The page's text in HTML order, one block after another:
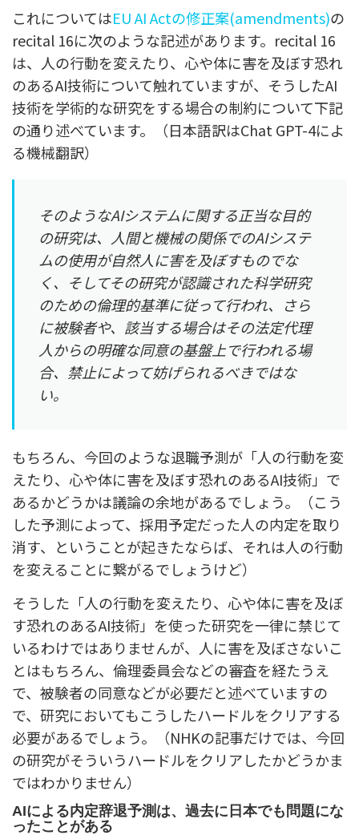
これについてはEU AI Actの修正案(amendments)の
recital 16に次のような記述があります。recital 16
は、人の行動を変えたり、心や体に害を及ぼす恐れ
のあるAI技術について触れていますが、そうしたAI
技術を学術的な研究をする場合の制約について下記
の通り述べています。
（日本語訳はChat GPT-4によ
る機械翻訳）
そのようなAIシステムに関する正当な目的
の研究は、人間と機械の関係でのAIシステ
ムの使用が自然人に害を及ぼすものでな
く、そしてその研究が認識された科学研究
のための倫理的基準に従って行われ、さら
に被験者や、該当する場合はその法定代理
人からの明確な同意の基盤上で行われる場
合、禁止によって妨げられるべきではな
い。
もちろん、今回のような退職予測が「人の行動を変
えたり、心や体に害を及ぼす恐れのあるAI技術」で
あるかどうかは議論の余地があるでしょう。（こう
した予測によって、採用予定だった人の内定を取り
消す、ということが起きたならば、それは人の行動
を変えることに繋がるでしょうけど）
そうした「人の行動を変えたり、心や体に害を及ぼ
す恐れのあるAI技術」を使った研究を一律に禁じて
いるわけではありませんが、人に害を及ぼさないこ
とはもちろん、倫理委員会などの審査を経たうえ
で、被験者の同意などが必要だと述べていますの
で、研究においてもこうしたハードルをクリアする
必要があるでしょう。（NHKの記事だけでは、今回
の研究がそういうハードルをクリアしたかどうかま
ではわかりません）
AIによる内定辞退予測は、過去に日本でも問題にな
ったことがある